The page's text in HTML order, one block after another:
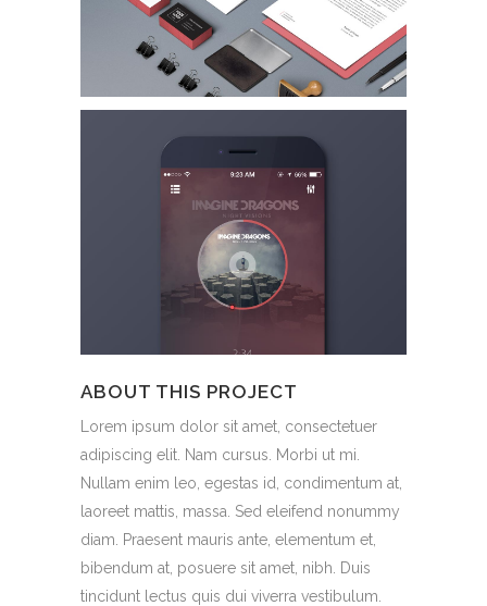
ABOUT THIS PROJECT
Lorem ipsum dolor sit amet, consectetuer
adipiscing elit. Nam cursus. Morbi ut mi.
Nullam enim leo, egestas id, condimentum at,
laoreet mattis, massa. Sed eleifend nonummy
diam. Praesent mauris ante, elementum et,
bibendum at, posuere sit amet, nibh. Duis
tincidunt lectus quis dui viverra vestibulum.